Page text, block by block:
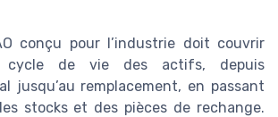
conçu pour l’industrie doit couvrir
cycle de vie des actifs, depuis
jusqu’au remplacement, en passant
stocks et des pièces de rechange.